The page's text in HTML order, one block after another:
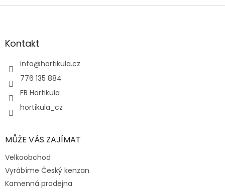
Z
aKontakt
info@hortikula.cz
776 135 884
FB Hortikula
hortikula_cz
MŮŽE VÁS ZAJÍMAT
Velkoobchod
Vyrábíme Český kenzan
Kamenná prodejna